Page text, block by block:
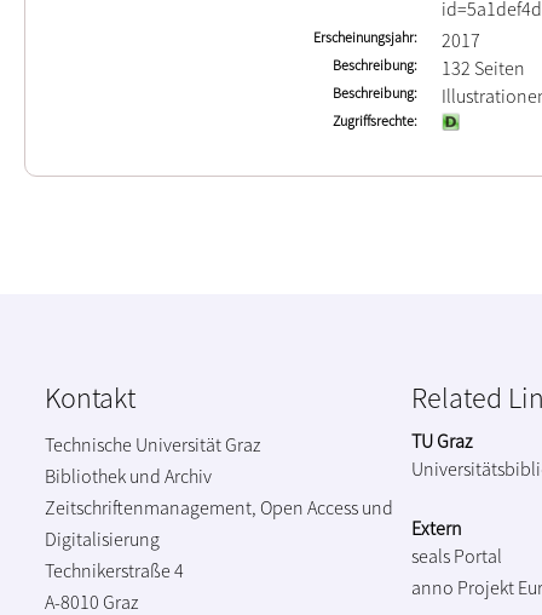
Erscheinungsjahr 2017
Beschreibung 132 Seiten
Beschreibung
Zugriffsrechte
Kontakt
Technische Universität Graz
Bibliothek und Archiv
Zeitschriftenmanagement, Open Access und
Digitalisierung
Technikerstraße 4
A-8010 Graz
Related
TU Graz
Extern
seals Portal
anno Projekt